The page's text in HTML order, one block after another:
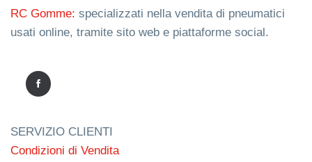
RC Gomme: specializzati nella vendita di pneumatici
usati online, tramite sito web e piattaforme social.
SERVIZIO CLIENTI
Condizioni di Vendita